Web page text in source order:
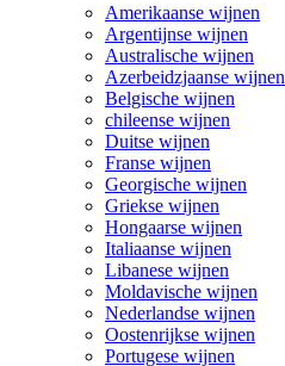
Amerikaanse wijnen
Argentijnse wijnen
Australische wijnen
Azerbeidzjaanse wijnen
Belgische wijnen
chileense wijnen
Duitse wijnen
Franse wijnen
Georgische wijnen
Griekse wijnen
Hongaarse wijnen
Italiaanse wijnen
Libanese wijnen
Moldavische wijnen
Nederlandse wijnen
Oostenrijkse wijnen
Portugese wijnen